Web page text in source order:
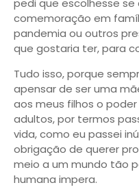
pedi que escolhesse
comemoração em
pandemia ou outros
que gostaria ter, para
Tudo isso, porque
apensar de ser uma
aos meus filhos o
adultos, por termos
vida, como eu passei
obrigação de querer
meio a um mundo tão
humana impera.